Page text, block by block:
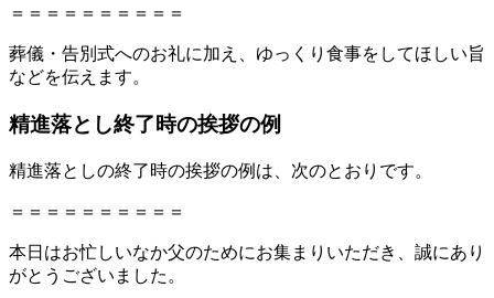
＝＝＝＝＝＝＝＝＝＝
葬儀・告別式へのお礼に加え、ゆっくり食事をしてほしい旨
などを伝えます。
精進落とし終了時の挨拶の例
精進落としの終了時の挨拶の例は、次のとおりです。
＝＝＝＝＝＝＝＝＝＝
本日はお忙しいなか父のためにお集まりいただき、誠にあり
がとうございました。